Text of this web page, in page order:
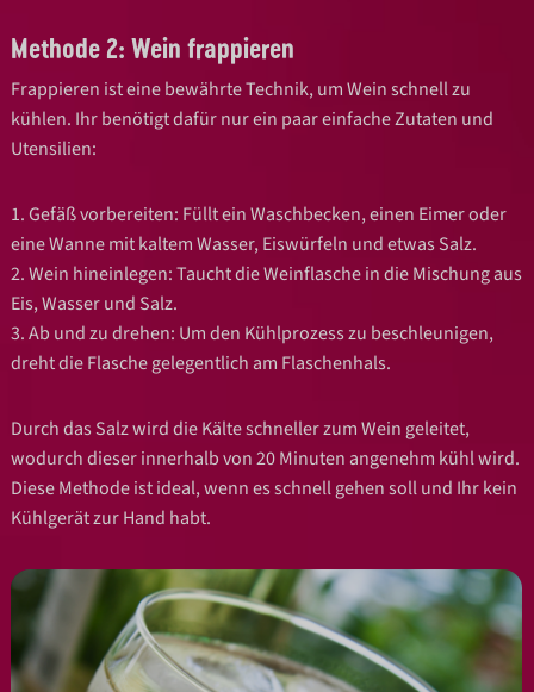
Methode 2: Wein frappieren
Frappieren ist eine bewährte Technik, um Wein schnell zu
kühlen. Ihr benötigt dafür nur ein paar einfache Zutaten und
Utensilien:
1.Gefäß vorbereiten: Füllt ein Waschbecken, einen Eimer oder
eine Wanne mit kaltemWasser, Eiswürfeln und etwas Salz.
2.Wein hineinlegen: Taucht die Weinflasche in die Mischung aus
Eis, Wasser und Salz.
3.Ab und zu drehen: Um den Kühlprozess zu beschleunigen,
dreht die Flaschegelegentlich am Flaschenhals.
Durch das Salz wird die Kälte schneller zum Wein geleitet,
wodurch dieser innerhalb von 20Minuten angenehm kühl wird.
Diese Methode ist ideal, wenn es schnell gehen soll und Ihrkein
Kühlgerät zur Hand habt.